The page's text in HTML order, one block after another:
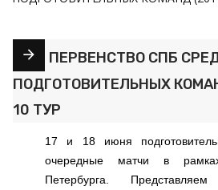
ПЕРВЕНСТВО СПБ
ПОДГОТОВИТЕЛЬНЫХ
10 ТУР
17 и 18 июня
очередные матчи в
Петербурга.